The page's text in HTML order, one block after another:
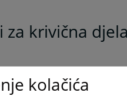
krivična
kolačića